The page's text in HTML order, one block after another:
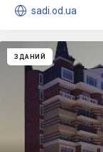
 sadi.od.ua
ЗДАНИЙ